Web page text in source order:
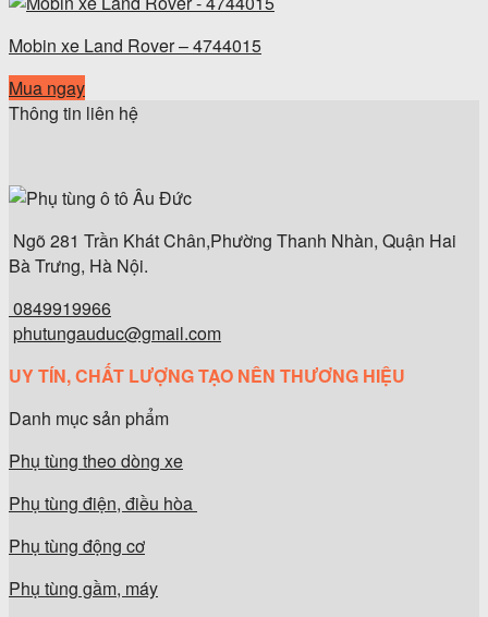
Mobin xe Land Rover – 4744015
Mua ngay
Thông tin liên hệ
Ngõ 281 Trần Khát Chân,Phường Thanh Nhàn, Quận Hai
Bà Trưng, Hà Nội.
0849919966
phutungauduc@gmail.com
UY TÍN, CHẤT LƯỢNG TẠO NÊN THƯƠNG HIỆU
Danh mục sản phẩm
Phụ tùng theo dòng xe
Phụ tùng điện, điều hòa
Phụ tùng động cơ
Phụ tùng gầm, máy